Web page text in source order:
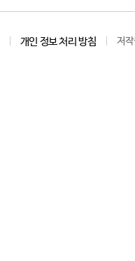
개인 정보 처리 방침 저